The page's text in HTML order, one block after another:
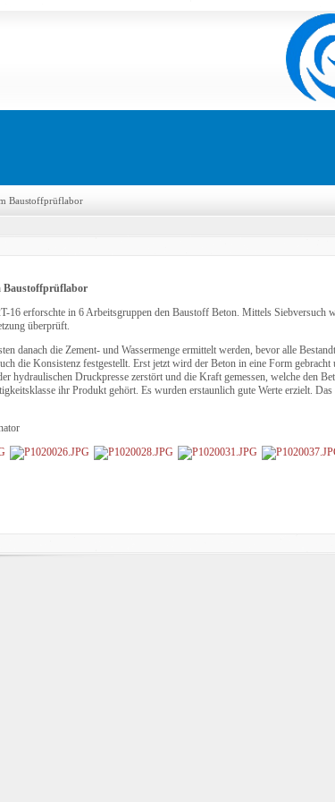
Baustoffprüflabor
Baustoffprüflabor
16 erforschte in 6 Arbeitsgruppen den Baustoff Beton. Mittels Siebversuch
überprüft.
danach die Zement- und Wassermenge ermittelt werden, bevor alle
die Konsistenz festgestellt. Erst jetzt wird der Beton in eine Form
hydraulischen Druckpresse zerstört und die Kraft gemessen, welche den
ihr Produkt gehört. Es wurden erstaunlich gute Werte erzielt.